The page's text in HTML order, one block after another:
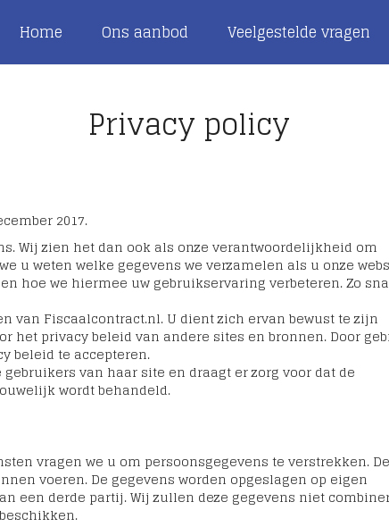
Home Ons aanbod Veelgestelde vragen
Privacy policy
2017.
Wij zien het dan ook als onze verantwoordelijkheid om
u weten welke gegevens we verzamelen als u onze
hoe we hiermee uw gebruikservaring verbeteren. Zo
van Fiscaalcontract.nl. U dient zich ervan bewust te zijn
het privacy beleid van andere sites en bronnen. Door
beleid te accepteren.
van haar site en draagt er zorg voor dat de
wordt behandeld.
vragen we u om persoonsgegevens te verstrekken.
voeren. De gegevens worden opgeslagen op eigen
een derde partij. Wij zullen deze gegevens niet